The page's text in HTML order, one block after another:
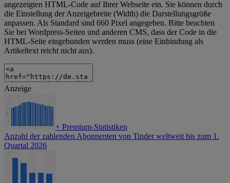
angezeigten HTML-Code auf Ihrer Webseite ein. Sie können durch
die Einstellung der Anzeigebreite (Width) die Darstellungsgröße
anpassen. Als Standard sind 660 Pixel angegeben. Bitte beachten
Sie bei Wordpress-Seiten und anderen CMS, dass der Code in die
HTML-Seite eingebunden werden muss (eine Einbindung als
Artikeltext reicht nicht aus).
Anzeige
+ Premium-Statistiken
Anzahl der zahlenden Abonnenten von Tinder weltweit bis zum 1.
Quartal 2026